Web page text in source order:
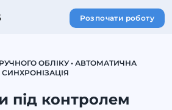
Розпочати роботу
РУЧНОГО ОБЛІКУ • АВТОМАТИЧНА
СИНХРОНІЗАЦІЯ
під контролем